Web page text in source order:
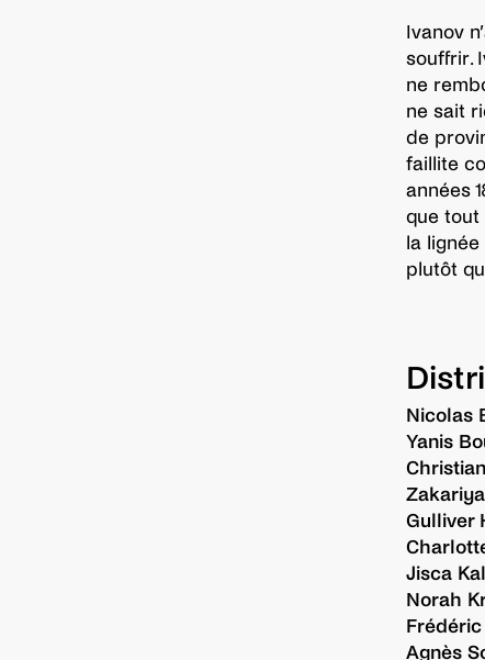
Ivanov
souffrir.
ne
ne sait
de
faillite
années
que tout
la
plutôt
Nicolas
Yanis
Gulliver
Jisca
Norah
Agnès